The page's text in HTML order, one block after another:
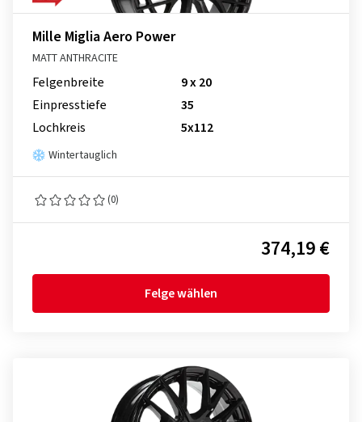
Mille Miglia Aero Power
MATT ANTHRACITE
Felgenbreite
9 x 20
Einpresstiefe
35
Lochkreis
5x112
Wintertauglich
(0)
374,19 €
Felge wählen